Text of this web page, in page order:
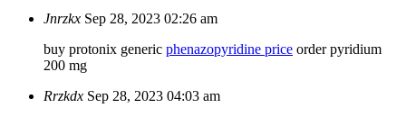
Jnrzkx Sep 28, 2023 02:26 am
buy protonix generic phenazopyridine price order pyridium
200 mg
Rrzkdx Sep 28, 2023 04:03 am